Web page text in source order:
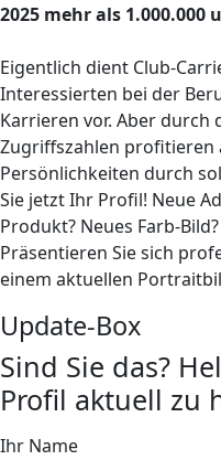
2025 mehr als 1.000.000
Eigentlich dient Club-
Interessierten bei der
Karrieren vor. Aber durch
Zugriffszahlen profitieren
Persönlichkeiten durch
Sie jetzt Ihr Profil! Neue
Produkt? Neues Farb-Bild?
Präsentieren Sie sich
einem aktuellen
Update-Box
Sind Sie das?
Profil aktuell zu
Ihr Name